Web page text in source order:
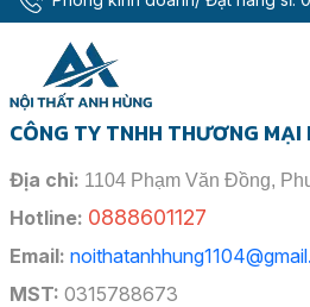
CÔNG TY TNHH THƯƠNG MẠI
Địa chỉ: 1104 Phạm Văn Đồng,
Hotline: 0888601127
Email:
MST: 0315788673